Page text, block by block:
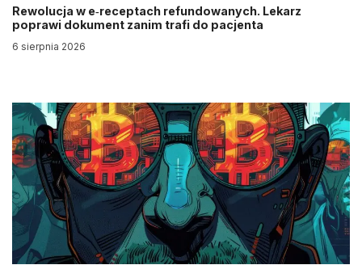
Rewolucja w e‑receptach refundowanych. Lekarz
poprawi dokument zanim trafi do pacjenta
6 sierpnia 2026